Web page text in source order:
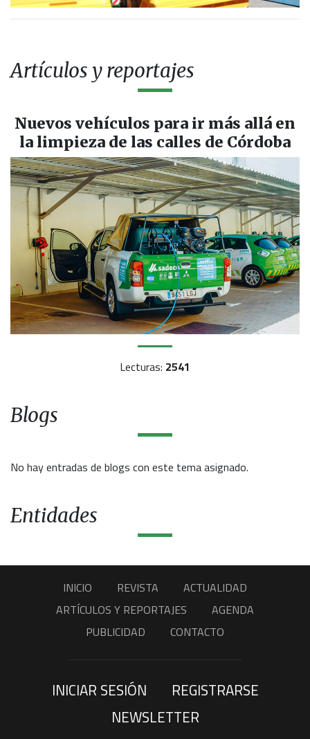
Artículos y reportajes
Nuevos vehículos para ir más allá en
la limpieza de las calles de Córdoba
Lecturas: 2541
Blogs
No hay entradas de blogs con este tema asignado.
Entidades
INICIO REVISTA
ACTUALIDAD
ARTÍCULOS Y REPORTAJES
AGENDA
PUBLICIDAD
CONTACTO
INICIAR SESIÓN
REGISTRARSE
NEWSLETTER